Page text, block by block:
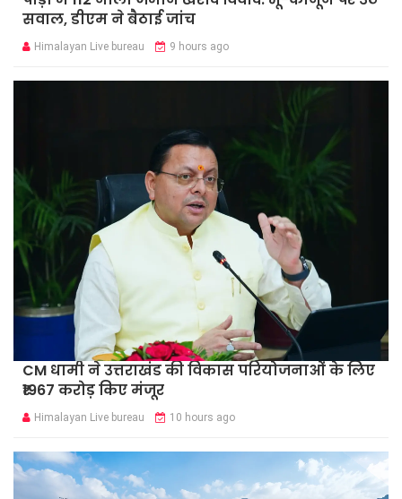
सवाल, डीएम ने बैठाई जांच
Himalayan Live bureau 9 hours ago
CM धामी ने उत्तराखंड की विकास परियोजनाओं के लिए
₹1967 करोड़ किए मंजूर
Himalayan Live bureau 10 hours ago